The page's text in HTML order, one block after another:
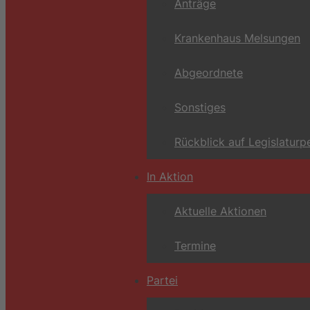
Anträge
Krankenhaus Melsungen
Abgeordnete
Sonstiges
Rückblick auf
In Aktion
Aktuelle Aktionen
Termine
Partei